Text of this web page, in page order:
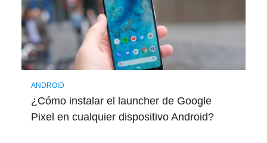
ANDROID
¿Cómo instalar el launcher de Google
Pixel en cualquier dispositivo Android?